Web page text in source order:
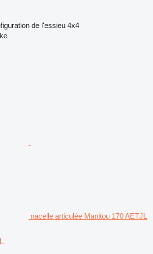
de l'essieu 4x4
nacelle articulée Manitou 170 AETJL